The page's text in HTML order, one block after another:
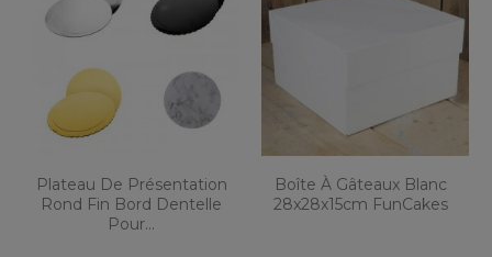
Plateau De Présentation
Rond Fin Bord Dentelle
Pour...
Boîte À Gâteaux Blanc
28x28x15cm FunCakes